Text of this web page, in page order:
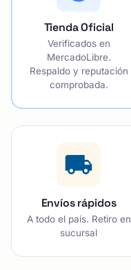
Tienda Oficial
Verificados en
MercadoLibre.
Respaldo y reputación
comprobada.
Envíos rápidos
A todo el país. Retiro en
sucursal